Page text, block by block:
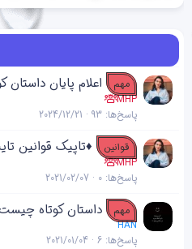
مهم اعلام پایان داستان
MHP
پاسخ‌ها 93
2024/12/21
قوانین ♦تاپیک قوانین
MHP
پاسخ‌ها 0
2021/02/07
مهم داستان کوتاه
HAN
پاسخ‌ها 6
2021/01/04